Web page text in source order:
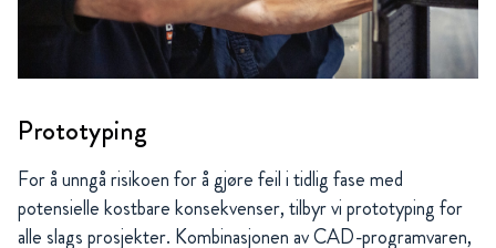
Prototyping
For å unngå risikoen for å gjøre feil i tidlig fase med
potensielle kostbare konsekvenser, tilbyr vi prototyping for
alle slags prosjekter. Kombinasjonen av CAD-programvaren,